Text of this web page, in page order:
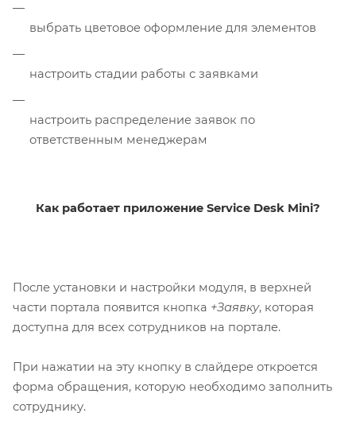
выбрать цветовое оформление для элементов
настроить стадии работы с заявками
настроить распределение заявок по
ответственным менеджерам
Как работает приложение Service Desk Mini?
После установки и настройки модуля, в верхней
части портала появится кнопка +Заявку, которая
доступна для всех сотрудников на портале.
При нажатии на эту кнопку в слайдере откроется
форма обращения, которую необходимо заполнить
сотруднику.